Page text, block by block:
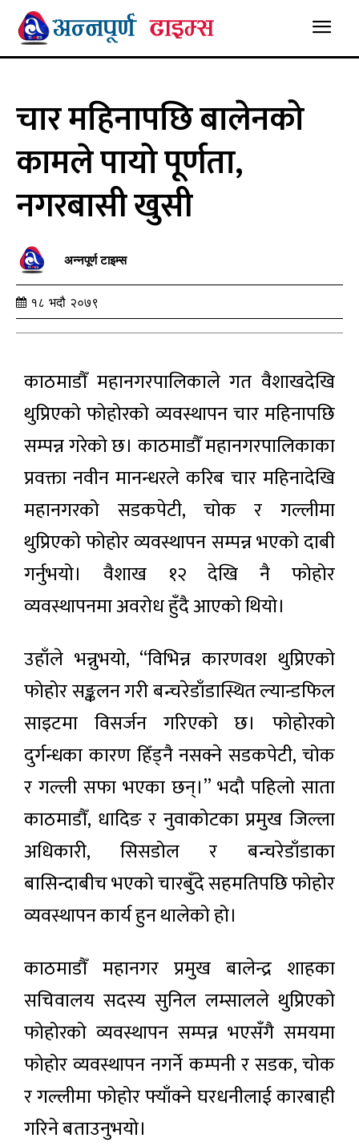
चार महिनापछि बालेनको
कामले पायो पूर्णता,
नगरबासी खुसी
अन्नपूर्ण टाइम्स
१८ भदौ २०७९
काठमाडौँ महानगरपालिकाले गत वैशाखदेखि
थुप्रिएको फोहोरको व्यवस्थापन चार महिनापछि
सम्पन्न गरेको छ। काठमाडौँ महानगरपालिकाका
प्रवक्ता नवीन मानन्धरले करिब चार महिनादेखि
महानगरको सडकपेटी, चोक र गल्लीमा
थुप्रिएको फोहोर व्यवस्थापन सम्पन्न भएको दाबी
गर्नुभयो। वैशाख १२ देखि नै फोहोर
व्यवस्थापनमा अवरोध हुँदै आएको थियो।
उहाँले भन्नुभयो, “विभिन्न कारणवश थुप्रिएको
फोहोर सङ्कलन गरी बन्चरेडाँडास्थित ल्यान्डफिल
साइटमा विसर्जन गरिएको छ। फोहोरको
दुर्गन्धका कारण हिँड्नै नसक्ने सडकपेटी, चोक
र गल्ली सफा भएका छन्।” भदौ पहिलो साता
काठमाडौँ, धादिङ र नुवाकोटका प्रमुख जिल्ला
अधिकारी, सिसडोल र बन्चरेडाँडाका
बासिन्दाबीच भएको चारबुँदे सहमतिपछि फोहोर
व्यवस्थापन कार्य हुन थालेको हो।
काठमाडौँ महानगर प्रमुख बालेन्द्र शाहका
सचिवालय सदस्य सुनिल लम्सालले थुप्रिएको
फोहोरको व्यवस्थापन सम्पन्न भएसँगै समयमा
फोहोर व्यवस्थापन नगर्ने कम्पनी र सडक, चोक
र गल्लीमा फोहोर फ्याँक्ने घरधनीलाई कारबाही
गरिने बताउनुभयो।